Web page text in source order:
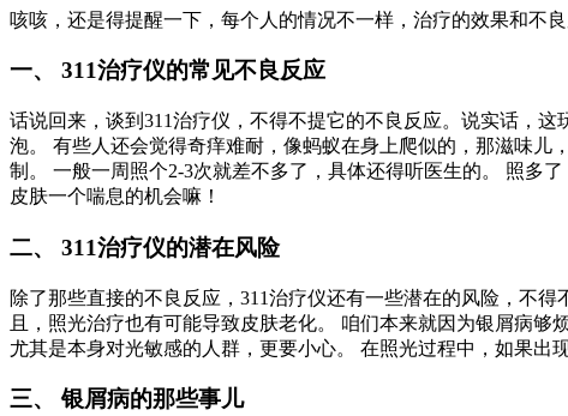
咳咳，还是得提醒一下，每个人的情况不一样，治疗的效果和不
一、 311治疗仪的常见不良反应
话说回来，谈到311治疗仪，不得不提它的不良反应。说实话，
泡。 有些人还会觉得奇痒难耐，像蚂蚁在身上爬似的，那滋味
制。 一般一周照个2-3次就差不多了，具体还得听医生的。 照多
皮肤一个喘息的机会嘛！
二、 311治疗仪的潜在风险
除了那些直接的不良反应，311治疗仪还有一些潜在的风险，不
且，照光治疗也有可能导致皮肤老化。 咱们本来就因为银屑病够
尤其是本身对光敏感的人群，更要小心。 在照光过程中，如果出
三、 银屑病的那些事儿